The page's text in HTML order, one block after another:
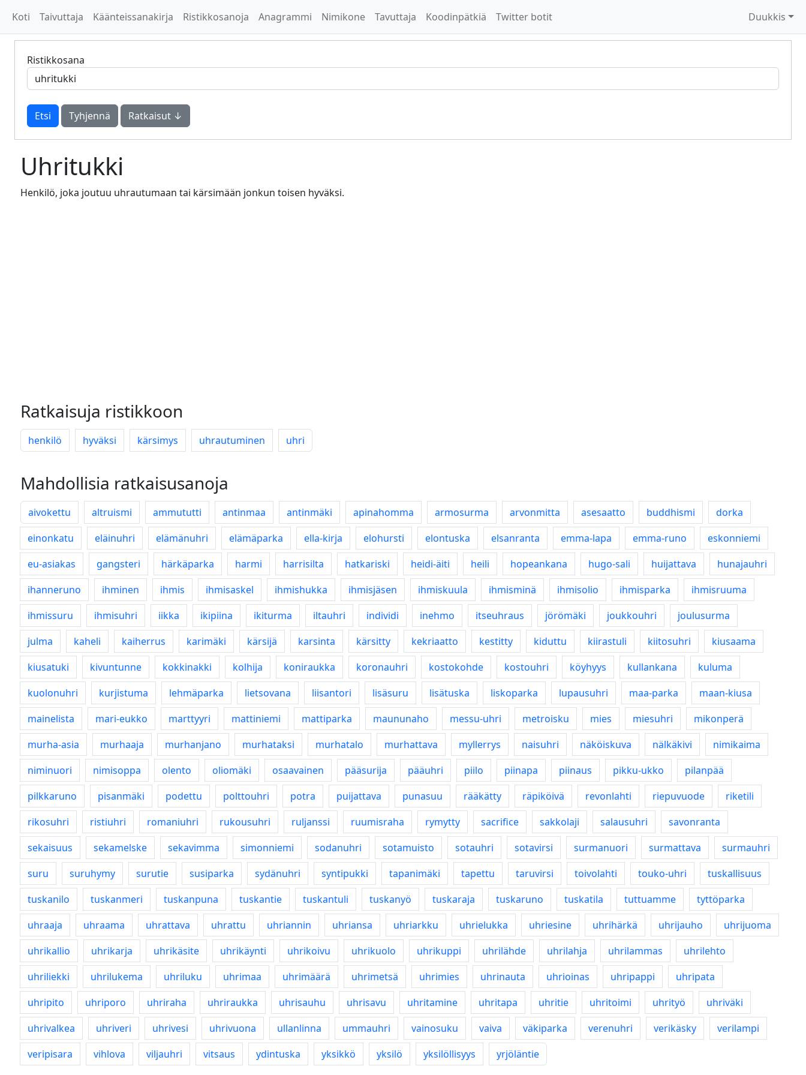
Koti Taivuttaja Käänteissanakirja Ristikkosanoja Anagrammi Nimikone Tavuttaja Koodinpätkiä Twitter botit Duukkis
Ristikkosana
Tyhjennä Ratkaisut ↓
Uhritukki
Henkilö, joka joutuu uhrautumaan tai kärsimään jonkun toisen hyväksi.
Ratkaisuja ristikkoon
henkilö hyväksi kärsimys uhrautuminen uhri
Mahdollisia ratkaisusanoja
aivokettu altruismi ammututti antinmaa antinmäki apinahomma armosurma arvonmitta asesaatto buddhismi
dorka
einonkatu
eläinuhri elämänuhri elämäparka ella-kirja elohursti elontuska elsanranta emma-lapa emma-runo
eskonniemi
eu-asiakas
gangsteri härkäparka harmi harrisilta hatkariski heidi-äiti heili hopeankana hugo-sali huijattava
hunajauhri
ihanneruno
ihminen ihmis ihmisaskel ihmishukka ihmisjäsen ihmiskuula ihmisminä ihmisolio ihmisparka
ihmisruuma
ihmissuru
ihmisuhri iikka ikipiina ikiturma iltauhri individi inehmo itseuhraus jörömäki joukkouhri
joulusurma
julma
kaheli kaiherrus karimäki kärsijä karsinta kärsitty kekriaatto kestitty kiduttu kiirastuli kiitosuhri
kiusaama
kiusatuki
kivuntunne kokkinakki kolhija koniraukka koronauhri kostokohde kostouhri köyhyys kullankana
kuluma
kuolonuhri
kurjistuma lehmäparka lietsovana liisantori lisäsuru lisätuska liskoparka lupausuhri maa-parka
maan-kiusa
mainelista
mari-eukko marttyyri mattiniemi mattiparka maununaho messu-uhri metroisku mies miesuhri
mikonperä
murha-asia
murhaaja murhanjano murhataksi murhatalo murhattava myllerrys naisuhri näköiskuva nälkäkivi
nimikaima
niminuori
nimisoppa olento oliomäki osaavainen pääsurija pääuhri piilo piinapa piinaus pikku-ukko
pilanpää
pilkkaruno
pisanmäki podettu polttouhri potra puijattava punasuu rääkätty räpiköivä revonlahti riepuvuode
riketili
rikosuhri
ristiuhri romaniuhri rukousuhri ruljanssi ruumisraha rymytty sacrifice sakkolaji salausuhri
savonranta
sekaisuus
sekamelske sekavimma simonniemi sodanuhri sotamuisto sotauhri sotavirsi surmanuori surmattava
surmauhri
suru
suruhymy surutie susiparka sydänuhri syntipukki tapanimäki tapettu taruvirsi toivolahti touko-uhri
tuskallisuus
tuskanilo
tuskanmeri tuskanpuna tuskantie tuskantuli tuskanyö tuskaraja tuskaruno tuskatila tuttuamme
tyttöparka
uhraaja
uhraama uhrattava uhrattu uhriannin uhriansa uhriarkku uhrielukka uhriesine uhrihärkä uhrijauho
uhrijuoma
uhrikallio
uhrikarja uhrikäsite uhrikäynti uhrikoivu uhrikuolo uhrikuppi uhrilähde uhrilahja uhrilammas
uhrilehto
uhriliekki
uhrilukema uhriluku uhrimaa uhrimäärä uhrimetsä uhrimies uhrinauta uhrioinas uhripappi
uhripata
uhripito
uhriporo uhriraha uhriraukka uhrisauhu uhrisavu uhritamine uhritapa uhritie uhritoimi uhrityö
uhriväki
uhrivalkea
uhriveri uhrivesi uhrivuona ullanlinna ummauhri vainosuku vaiva väkiparka verenuhri verikäsky
verilampi
veripisara
vihlova viljauhri vitsaus ydintuska yksikkö yksilö yksilöllisyys yrjöläntie